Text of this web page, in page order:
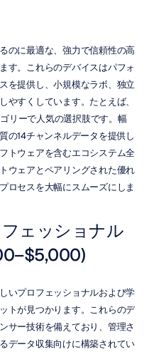
のに最適な、強力で信頼性の高
す。これらのデバイスはパフォ
を提供し、小規模なラボ、独立
やすくしています。たとえば、
リーで人気の選択肢です。幅
の14チャンネルデータを提供し
トウェアを含むエコシステム全
ウェアとペアリングされた優れ
ロセスを大幅にスムーズにしま
ェッショナル
いプロフェッショナルおよび学
トが見つかります。これらのデ
サー技術を備えており、管理さ
データ収集向けに構築されてい